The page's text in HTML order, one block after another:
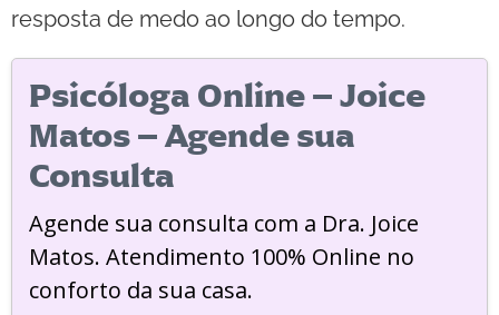
resposta de medo ao longo do tempo.
Psicóloga Online – Joice
Matos – Agende sua
Consulta
Agende sua consulta com a Dra. Joice
Matos. Atendimento 100% Online no
conforto da sua casa.